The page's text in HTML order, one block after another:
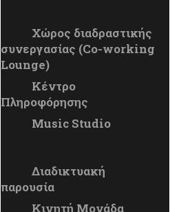
Χώρος διαδραστικής
συνεργασίας (Co-working
Lounge)
Κέντρο
Πληροφόρησης
Music Studio
Διαδικτυακή
παρουσία
Κινητή Μονάδα